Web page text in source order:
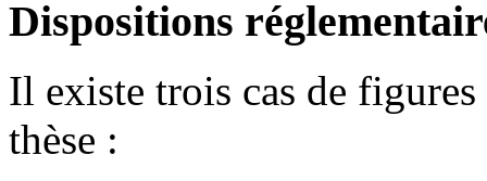
Dispositions
Il existe trois cas de
thèse :